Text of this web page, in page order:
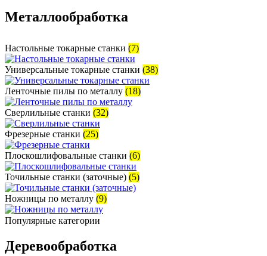
Металлообработка
Настольные токарные станки (7)
Универсальные токарные станки (38)
Ленточные пилы по металлу (18)
Сверлильные станки (32)
Фрезерные станки (25)
Плоскошлифовальные станки (6)
Точильные станки (заточные) (5)
Ножницы по металлу (9)
Популярные категории
Деревообработка